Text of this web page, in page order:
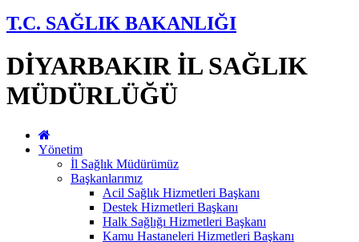
T.C. SAĞLIK BAKANLIĞI
DİYARBAKIR İL SAĞLIK
MÜDÜRLÜĞÜ
Yönetim
İl Sağlık Müdürümüz
Başkanlarımız
Acil Sağlık Hizmetleri Başkanı
Destek Hizmetleri Başkanı
Halk Sağlığı Hizmetleri Başkanı
Kamu Hastaneleri Hizmetleri Başkanı